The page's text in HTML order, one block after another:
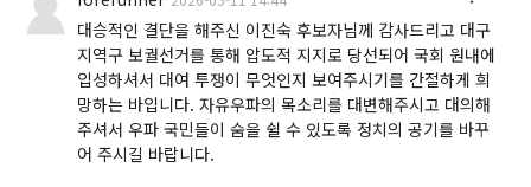
대승적인 결단을 해주신 이진숙 후보자님께 감사드리고 대구
지역구 보궐선거를 통해 압도적 지지로 당선되어 국회 원내에
입성하셔서 대여 투쟁이 무엇인지 보여주시기를 간절하게 희
망하는 바입니다. 자유우파의 목소리를 대변해주시고 대의해
주셔서 우파 국민들이 숨을 쉴 수 있도록 정치의 공기를 바꾸
어 주시길 바랍니다.